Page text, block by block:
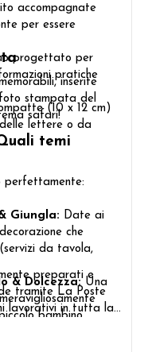
accompagnate
per essere
progettato per
pratiche
(10 x 12 cm)
lettere o da
inserite
stampata del
safari!
temi
perfettamente:
Giungla: Date ai
che
da tavola,
& Dolcezza:Una
bambino.
preparati e
tramite La Poste
lavorativi in tutta la